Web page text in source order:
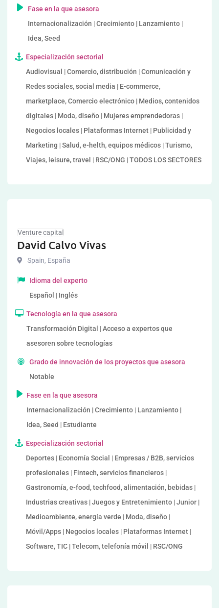
Fase en la que asesora
Internacionalización | Crecimiento | Lanzamiento |
Idea, Seed
Especialización sectorial
Audiovisual | Comercio, distribución | Comunicación y
Redes sociales, social media | E-commerce,
marketplace, Comercio electrónico | Medios, contenidos
digitales | Moda, diseño | Mujeres emprendedoras |
Negocios locales | Plataformas Internet | Publicidad y
Marketing | Salud, e-helth, equipos médicos | Turismo,
Viajes, leisure, travel | RSC/ONG | TODOS LOS SECTORES
Venture capital
David Calvo Vivas
Spain, España
Idioma del experto
Español | Inglés
Tecnología en la que asesora
Transformación Digital | Acceso a expertos que
asesoren sobre tecnologías
Grado de innovación de los proyectos que asesora
Notable
Fase en la que asesora
Internacionalización | Crecimiento | Lanzamiento |
Idea, Seed | Estudiante
Especialización sectorial
Deportes | Economía Social | Empresas / B2B, servicios
profesionales | Fintech, servicios financieros |
Gastronomía, e-food, techfood, alimentación, bebidas |
Industrias creativas | Juegos y Entretenimiento | Junior |
Medioambiente, energía verde | Moda, diseño |
Móvil/Apps | Negocios locales | Plataformas Internet |
Software, TIC | Telecom, telefonía móvil | RSC/ONG